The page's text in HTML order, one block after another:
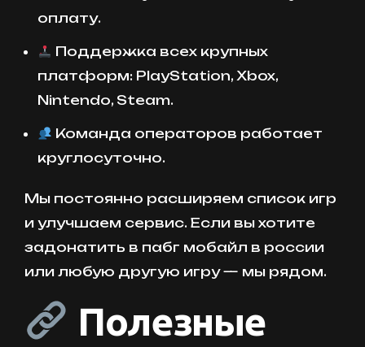
оплату.
Поддержка всех крупных
платформ: PlayStation, Xbox,
Nintendo, Steam.
Команда операторов работает
круглосуточно.
Мы постоянно расширяем список игр
и улучшаем сервис. Если вы хотите
задонатить в пабг мобайл в россии
или любую другую игру — мы рядом.
Полезные